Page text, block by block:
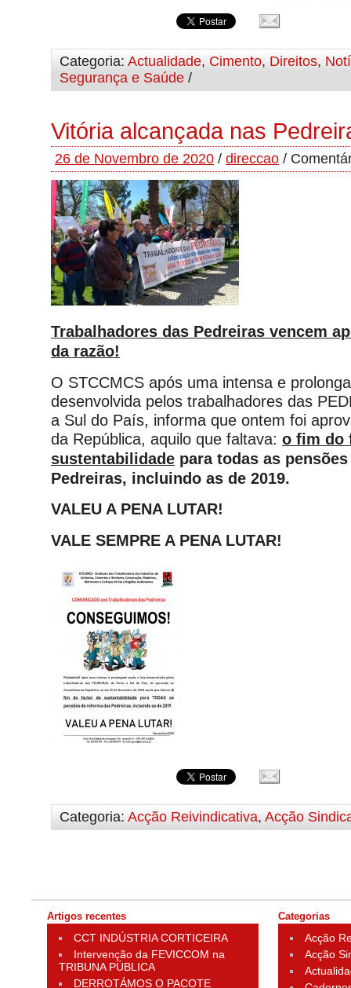
Categoria: Actualidade, Cimento, Direitos,
Segurança e Saúde /
Vitória alcançada nas
26 de Novembro de 2020 / direccao /
Trabalhadores das Pedreiras vencem
da razão!
O STCCMCS após uma intensa e
desenvolvida pelos trabalhadores das
a Sul do País, informa que ontem foi
da República, aquilo que faltava: o fim do
sustentabilidade para todas as
Pedreiras, incluindo as de 2019.
VALEU A PENA LUTAR!
VALE SEMPRE A PENA LUTAR!
Categoria: Acção Reivindicativa, Acção
Artigos recentes
CCT INDÚSTRIA CORTICEIRA
Intervenção da FEVICCOM na
TRIBUNA PÚBLICA
DERROTÁMOS O PACOTE
Categorias
Acção
Acção